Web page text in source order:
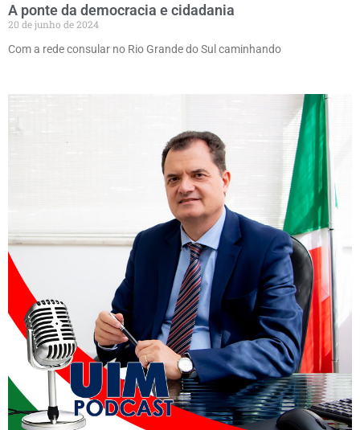
A ponte da democracia e cidadania
20 de junho de 2024
Com a rede consular no Rio Grande do Sul caminhando